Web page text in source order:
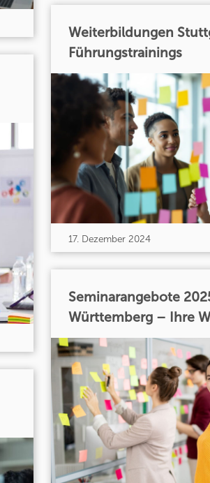
Weiterbildungen
Führungstrainings
17. Dezember 2024
Seminarangebote
Württemberg – Ihre